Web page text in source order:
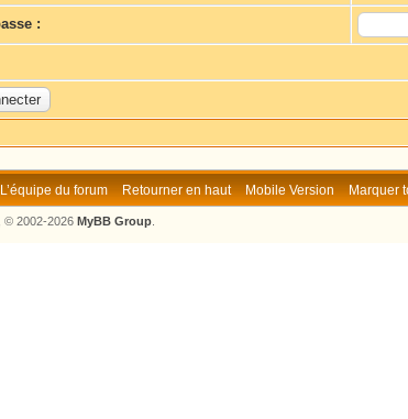
:
L’équipe du forum Retourner en haut Mobile Version Marquer
© 2002-2026 MyBB Group.